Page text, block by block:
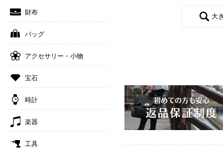
財布
バッグ
アクセサリー・小物
宝石
時計
楽器
工具
大